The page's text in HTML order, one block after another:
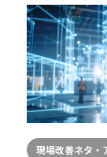
現場改善ネタ・